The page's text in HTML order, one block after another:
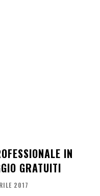
IN
GRATUITI
2017